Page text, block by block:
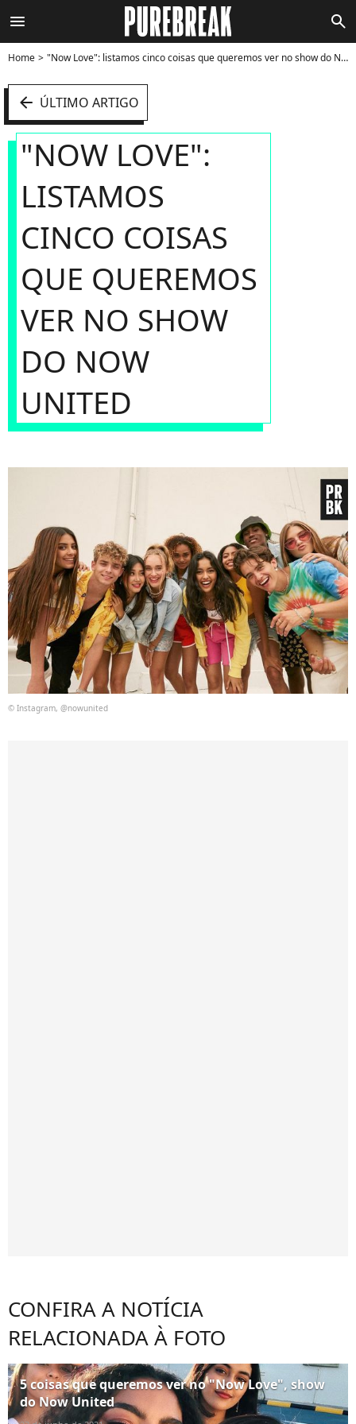
menu search
Home "Now Love": listamos cinco coisas que queremos ver no show do Now United - Foto
arrow_left ÚLTIMO ARTIGO
"NOW LOVE":
LISTAMOS
CINCO COISAS
QUE QUEREMOS
VER NO SHOW
DO NOW
UNITED
© Instagram, @nowunited
CONFIRA A NOTÍCIA
RELACIONADA À FOTO
5 coisas que queremos ver no "Now Love", show
do Now United